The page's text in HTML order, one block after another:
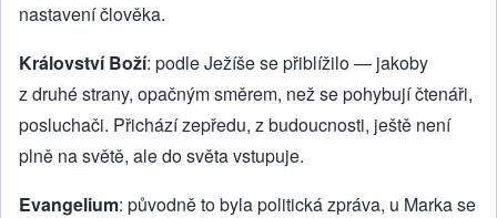
nastavení člověka.
Království Boží: podle Ježíše se přiblížilo — jakoby
z druhé strany, opačným směrem, než se pohybují čtenáři,
posluchači. Přichází zepředu, z budoucnosti, ještě není
plně na světě, ale do světa vstupuje.
Evangelium: původně to byla politická zpráva, u Marka se